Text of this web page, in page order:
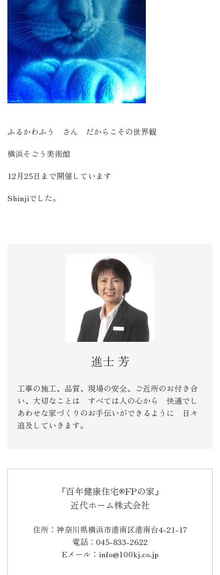
ふるかわふう さん だからこその世界観
横浜そごう美術館
12月25日まで開催しています
Shinjiでした。
進士 芳
工事の施工、品質、現場の安全、ご近所のお付き合
い、大切なことは すべては人の心から 快適でし
あわせな家づくりのお手伝いができるように 日々
追及していきます。
『百年健康住宅®FPの家』
近代ホーム株式会社
住所：神奈川県横浜市港南区港南台4-21-17
電話：045-833-2622
Eメール：info@100kj.co.jp